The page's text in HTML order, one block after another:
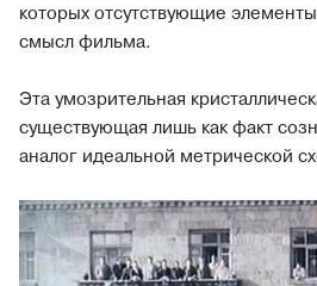
которых отсутствующие
смысл фильма.
Эта умозрительная
существующая лишь как факт
аналог идеальной метрической